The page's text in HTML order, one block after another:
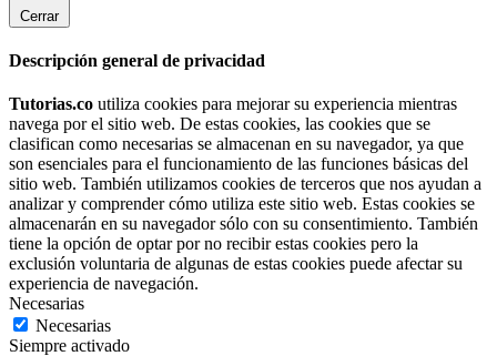
Cerrar
Descripción general de privacidad
Tutorias.co utiliza cookies para mejorar su experiencia mientras
navega por el sitio web. De estas cookies, las cookies que se
clasifican como necesarias se almacenan en su navegador, ya que
son esenciales para el funcionamiento de las funciones básicas del
sitio web. También utilizamos cookies de terceros que nos ayudan a
analizar y comprender cómo utiliza este sitio web. Estas cookies se
almacenarán en su navegador sólo con su consentimiento. También
tiene la opción de optar por no recibir estas cookies pero la
exclusión voluntaria de algunas de estas cookies puede afectar su
experiencia de navegación.
Necesarias
Necesarias
Siempre activado